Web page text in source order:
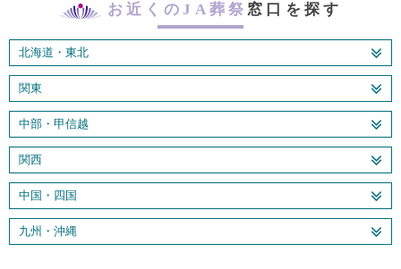
お近くのJA葬祭 窓口を探す
北海道・東北
関東
中部・甲信越
関西
中国・四国
九州・沖縄